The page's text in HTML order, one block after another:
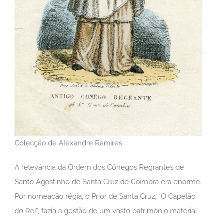
Colecção de Alexandre Ramires
A relevância da Ordem dos Cónegos Regrantes de
Santo Agostinho de Santa Cruz de Coimbra era enorme.
Por nomeação régia, o Prior de Santa Cruz, “O Capelão
do Rei”, fazia a gestão de um vasto património material